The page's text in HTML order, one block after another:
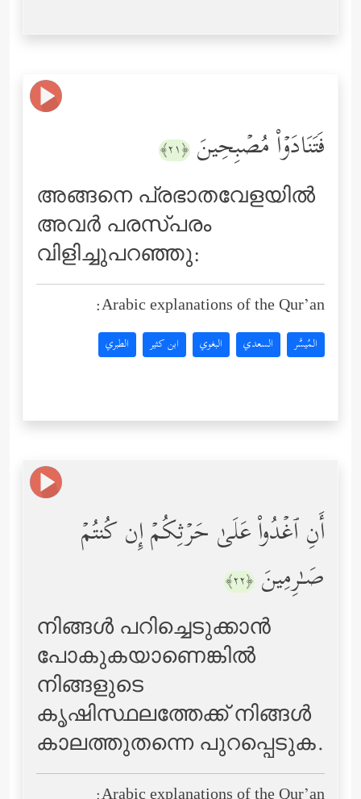
فَتَنَادَوۡاْ مُصۡبِحِینَ ﴿٢١﴾
അങ്ങനെ പ്രഭാതവേളയില്‍
അവര്‍ പരസ്പരം
വിളിച്ചുപറഞ്ഞു:
Arabic explanations of the Qur’an:
المُيسَّر السعدي البغوي ابن كثير الطبري
أَنِ ٱغۡدُواْ عَلَىٰ حَرۡثِكُمۡ إِن كُنتُمۡ
صَـٰرِمِینَ ﴿٢٢﴾
നിങ്ങള്‍ പറിച്ചെടുക്കാന്‍
പോകുകയാണെങ്കില്‍
നിങ്ങളുടെ
കൃഷിസ്ഥലത്തേക്ക് നിങ്ങള്‍
കാലത്തുതന്നെ പുറപ്പെടുക.